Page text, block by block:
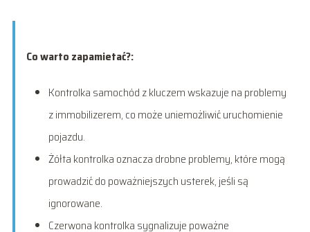
Co warto zapamietać?:
Kontrolka samochód z kluczem wskazuje na problemy
z immobilizerem, co może uniemożliwić uruchomienie
pojazdu.
Żółta kontrolka oznacza drobne problemy, które mogą
prowadzić do poważniejszych usterek, jeśli są
ignorowane.
Czerwona kontrolka sygnalizuje poważne